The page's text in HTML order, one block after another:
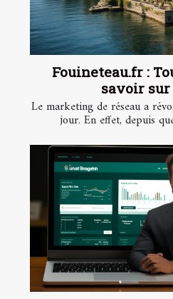
Fouineteau.fr :
savoir
Le marketing de réseau a
jour. En effet, depuis